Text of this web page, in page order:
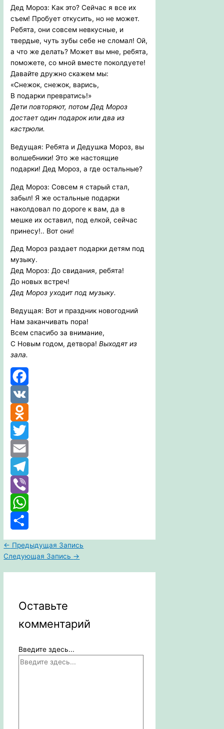
Дед Мороз: Как это? Сейчас я все их
съем! Пробует откусить, но не может.
Ребята, они совсем невкусные, и
твердые, чуть зубы себе не сломал! Ой,
а что же делать? Может вы мне, ребята,
поможете, со мной вместе поколдуете!
Давайте дружно скажем мы:
«Снежок, снежок, варись,
В подарки превратись!»
Дети повторяют, потом Дед Мороз
достает один подарок или два из
кастрюли.
Ведущая: Ребята и Дедушка Мороз, вы
волшебники! Это же настоящие
подарки! Дед Мороз, а где остальные?
Дед Мороз: Совсем я старый стал,
забыл! Я же остальные подарки
наколдовал по дороге к вам, да в
мешке их оставил, под елкой, сейчас
принесу!.. Вот они!
Дед Мороз раздает подарки детям под
музыку.
Дед Мороз: До свидания, ребята!
До новых встреч!
Дед Мороз уходит под музыку.
Ведущая: Вот и праздник новогодний
Нам заканчивать пора!
Всем спасибо за внимание,
С Новым годом, детвора!Выходят из
зала.
Facebook
VK
Odnoklassniki
Twitter
Email
Telegram
Viber
WhatsApp
Отправить
← Предыдущая Запись
Следующая Запись →
Оставьте
комментарий
Введите здесь...